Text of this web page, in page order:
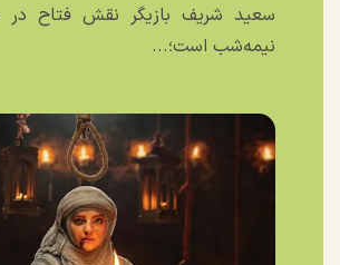
سعید شریف بازیگر نقش فتاح در
نیمه‌شب است؛...